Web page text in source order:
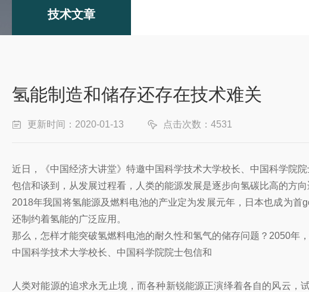
技术文章
氢能制造和储存还存在技术难关
更新时间：2020-01-13 点击次数：4531
近日，《中国经济大讲堂》特邀中国科学技术大学校长、中国科学院
包信和谈到，从发展过程看，人类的能源发展是逐步向氢碳比高的方
2018年我国将氢能源及燃料电池的产业定为发展元年，日本也成为
还制约着氢能的广泛应用。
那么，怎样才能突破氢燃料电池的耐久性和氢气的储存问题？2050年
中国科学技术大学校长、中国科学院院士包信和
人类对能源的追求永无止境，而各种新锐能源正演绎着各自的风云